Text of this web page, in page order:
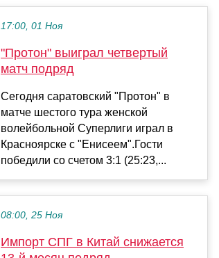
17:00, 01 Ноя
"Протон" выиграл четвертый
матч подряд
Сегодня саратовский "Протон" в
матче шестого тура женской
волейбольной Суперлиги играл в
Красноярске с "Енисеем".Гости
победили со счетом 3:1 (25:23,...
08:00, 25 Ноя
Импорт СПГ в Китай снижается